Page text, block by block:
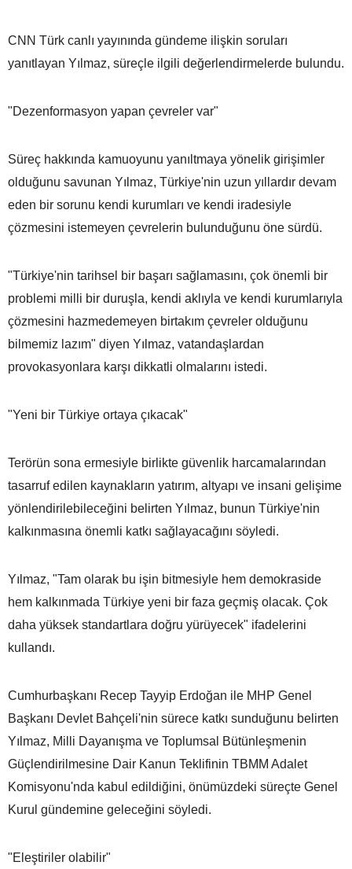
CNN Türk canlı yayınında gündeme ilişkin soruları
yanıtlayan Yılmaz, süreçle ilgili değerlendirmelerde bulundu.
"Dezenformasyon yapan çevreler var"
Süreç hakkında kamuoyunu yanıltmaya yönelik girişimler
olduğunu savunan Yılmaz, Türkiye'nin uzun yıllardır devam
eden bir sorunu kendi kurumları ve kendi iradesiyle
çözmesini istemeyen çevrelerin bulunduğunu öne sürdü.
"Türkiye'nin tarihsel bir başarı sağlamasını, çok önemli bir
problemi milli bir duruşla, kendi aklıyla ve kendi kurumlarıyla
çözmesini hazmedemeyen birtakım çevreler olduğunu
bilmemiz lazım" diyen Yılmaz, vatandaşlardan
provokasyonlara karşı dikkatli olmalarını istedi.
"Yeni bir Türkiye ortaya çıkacak"
Terörün sona ermesiyle birlikte güvenlik harcamalarından
tasarruf edilen kaynakların yatırım, altyapı ve insani gelişime
yönlendirilebileceğini belirten Yılmaz, bunun Türkiye'nin
kalkınmasına önemli katkı sağlayacağını söyledi.
Yılmaz, "Tam olarak bu işin bitmesiyle hem demokraside
hem kalkınmada Türkiye yeni bir faza geçmiş olacak. Çok
daha yüksek standartlara doğru yürüyecek" ifadelerini
kullandı.
Cumhurbaşkanı Recep Tayyip Erdoğan ile MHP Genel
Başkanı Devlet Bahçeli'nin sürece katkı sunduğunu belirten
Yılmaz, Milli Dayanışma ve Toplumsal Bütünleşmenin
Güçlendirilmesine Dair Kanun Teklifinin TBMM Adalet
Komisyonu'nda kabul edildiğini, önümüzdeki süreçte Genel
Kurul gündemine geleceğini söyledi.
"Eleştiriler olabilir"